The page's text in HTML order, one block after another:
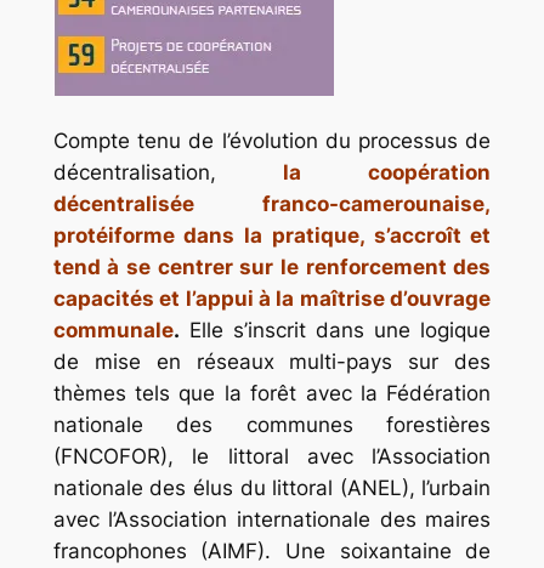
Compte tenu de l’évolution du processus de
décentralisation,
la coopération
décentralisée franco-camerounaise,
protéiforme dans la pratique, s’accroît et
tend à se centrer sur le renforcement des
capacités et l’appui à la maîtrise d’ouvrage
communale. Elle s’inscrit dans une logique
de mise en réseaux multi-pays sur des
thèmes tels que la forêt avec la Fédération
nationale des communes forestières
(FNCOFOR), le littoral avec l’Association
nationale des élus du littoral (ANEL), l’urbain
avec l’Association internationale des maires
francophones (AIMF). Une soixantaine de